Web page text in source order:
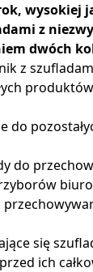
wysokiej
z
dwóch
z
do
do
się
ich